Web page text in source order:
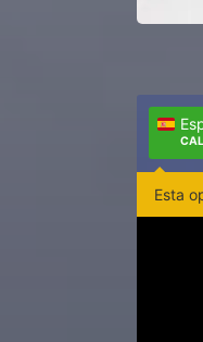
Esta